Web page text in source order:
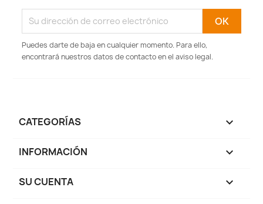
Puedes darte de baja en cualquier momento. Para ello,
encontrará nuestros datos de contacto en el aviso legal.
CATEGORÍAS 
INFORMACIÓN 
SU CUENTA 